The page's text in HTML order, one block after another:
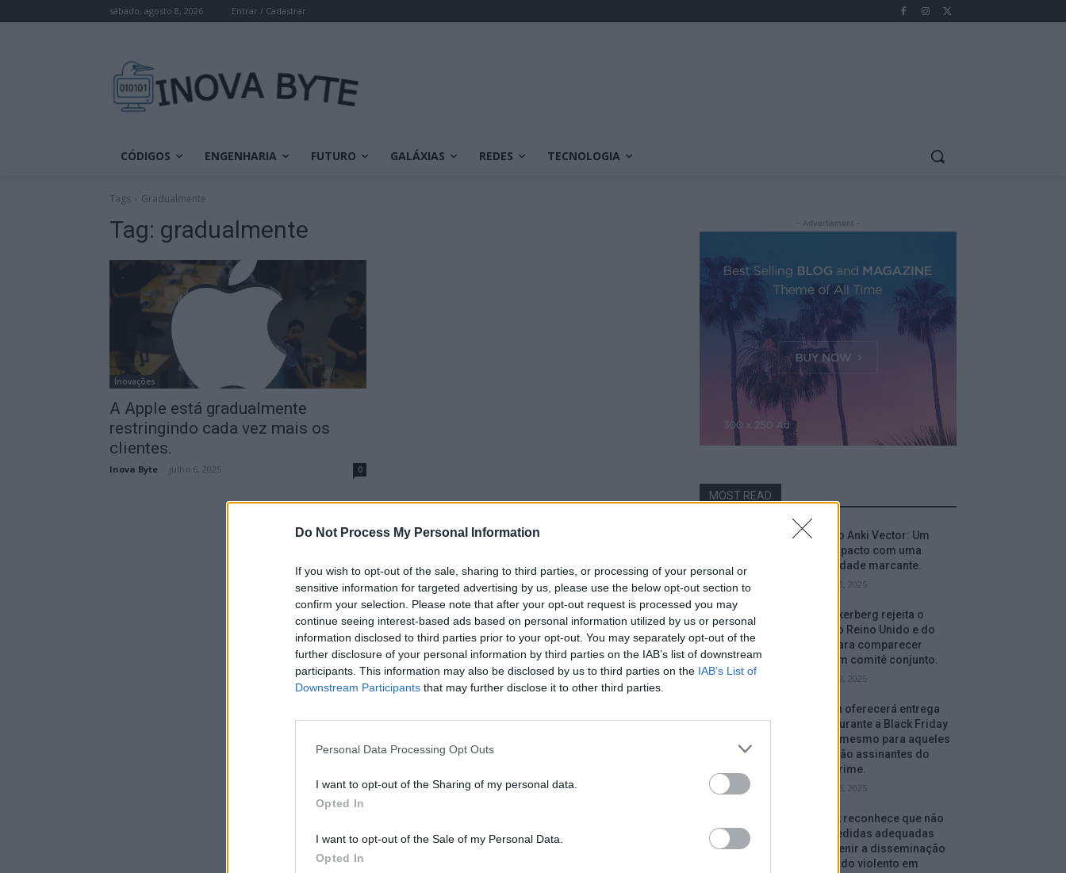
Do Not Process My Personal Information
If you wish to opt-out of the sale, sharing to third parties, or processing of your personal or
sensitive information for targeted advertising by us, please use the below opt-out section to
confirm your selection. Please note that after your opt-out request is processed you may
continue seeing interest-based ads based on personal information utilized by us or personal
information disclosed to third parties prior to your opt-out. You may separately opt-out of the
further disclosure of your personal information by third parties on the IAB’s list of downstream
participants. This information may also be disclosed by us to third parties on the IAB’s List of
Downstream Participants that may further disclose it to other third parties.
Personal Data Processing Opt Outs
I want to opt-out of the Sharing of my personal data.
Opted In
I want to opt-out of the Sale of my Personal Data.
Opted In
sábado, agosto 8, 2026 Entrar / Cadastrar
CÓDIGOS ENGENHARIA FUTURO GALÁXIAS REDES TECNOLOGIA
Tags Gradualmente
Tag: gradualmente
Inovações
A Apple está gradualmente
restringindo cada vez mais os
clientes.
Inova Byte julho 6, 2025 0
- Advertisment -
MOST READ
Análise do Anki Vector: Um
robô compacto com uma
personalidade marcante.
setembro 18, 2025
Mark Zuckerberg rejeita o
convite do Reino Unido e do
Canadá para comparecer
perante um comitê conjunto.
setembro 18, 2025
A Amazon oferecerá entrega
gratuita durante a Black Friday
e depois, mesmo para aqueles
que não são assinantes do
serviço Prime.
setembro 16, 2025
Facebook reconhece que não
tomou medidas adequadas
para prevenir a disseminação
de conteúdo violento em